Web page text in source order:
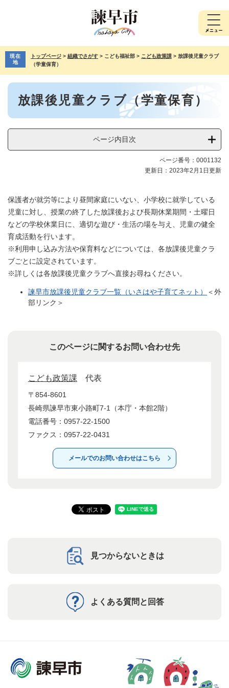
先
で
を
ば
現在
地
トップページ > 組織でさがす > こども福祉部 > こども政策課 > 放課後児童クラブ
（学童保育）
本
放課後児童クラブ（学童保育）
ページ内目次
ページ番号：0001132
更新日：2023年2月1日更新
保護者が就労等により昼間家庭にいない、小学校に就学している
児童に対し、授業の終了した放課後および長期休業期間・土曜日
などの学校休業日に、適切な遊び・生活の場を与え、児童の健全
育成活動を行います。
※利用申し込み方法や保育料などについては、各放課後児童クラ
ブごとに設定されています。
※詳しくは各放課後児童クラブへ直接お尋ねください。
諫早市放課後児童クラブ一覧（いさはや子育てネット）
＜外
部リンク＞
このページに関するお問い合わせ先
こども政策課 代表
〒854-8601
長崎県諫早市東小路町7-1（本庁・本館2階）
電話番号：0957-22-1500
ファクス：0957-22-0431
メールでのお問い合わせはこちら
見つからないときは
よくある質問と回答